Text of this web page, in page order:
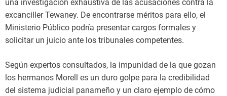
una investigación exhaustiva de las acusaciones contra la
excanciller Tewaney. De encontrarse méritos para ello, el
Ministerio Público podría presentar cargos formales y
solicitar un juicio ante los tribunales competentes.
Según expertos consultados, la impunidad de la que gozan
los hermanos Morell es un duro golpe para la credibilidad
del sistema judicial panameño y un claro ejemplo de cómo